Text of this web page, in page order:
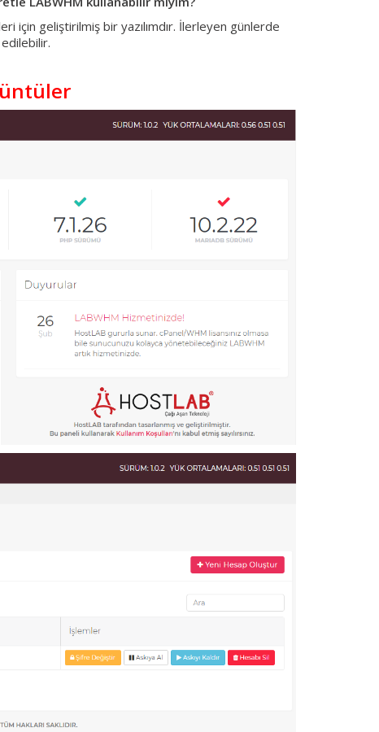
için geliştirilmiş bir yazılımdır. İlerleyen günlerde